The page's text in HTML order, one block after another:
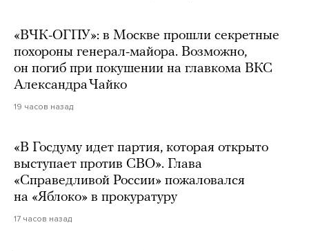
«ВЧК-ОГПУ»: в Москве прошли секретные
похороны генерал-майора. Возможно,
он погиб при покушении на главкома ВКС
Александра Чайко
19 часов назад
«В Госдуму идет партия, которая открыто
выступает против СВО». Глава
«Справедливой России» пожаловался
на «Яблоко» в прокуратуру
17 часов назад